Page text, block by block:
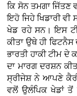
ਕਿ ਸੋਨ ਤਮਗਾ ਜਿੱਤਣ
ਇਹੋ ਜਿਹੇ ਖਿਡਾਰੀ
ਖੇਡ ਰਹੇ ਸਨ। ਇਸ
ਕੀਤਾ ਉਥੇ ਹੀ ਫਿਟਨੈਸ
ਭਾਰਤੀ ਹਾਕੀ ਟੀਮ
ਦਾ ਮਾਰਗ ਦਰਸ਼ਨ
ਸ੍ਰੀਜੇਸ਼ ਨੇ ਆਪਣੇ
ਵਲੋਂ ਉਲੰਪਿਕ ਖੇਡਾਂ